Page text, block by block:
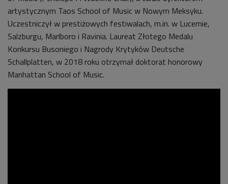
artystycznym Taos School of Music w Nowym Meksyku.
Uczestniczył w prestiżowych festiwalach, m.in. w Lucernie,
Salzburgu, Marlboro i Ravinia. Laureat Złotego Medalu
Konkursu Busoniego i Nagrody Krytyków Deutsche
Schallplatten, w 2018 roku otrzymał doktorat honorowy
Manhattan School of Music.